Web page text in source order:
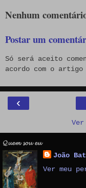
Nenhum
Postar um
Só será aceito
acordo com o artigo
‹
𝓠𝓾𝓮𝓶 𝓼𝓸𝓾 𝓮𝓾
João
Ver meu